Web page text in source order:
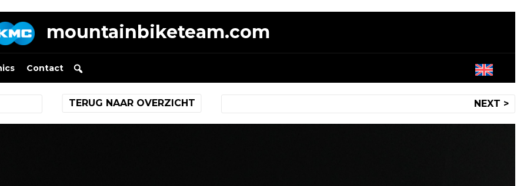
mountainbiketeam.com
Contact
NEXT >
TERUG NAAR OVERZICHT